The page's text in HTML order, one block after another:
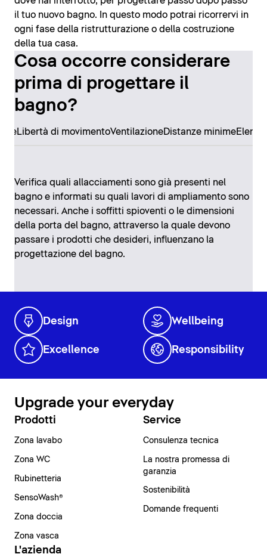
il tuo nuovo bagno. In questo modo potrai ricorrervi in
ogni fase della ristrutturazione o della costruzione
della tua casa.
Cosa occorre considerare
prima di progettare il
bagno?
Libertà di movimentoVentilazioneDistanze minime
Verifica quali allacciamenti sono già presenti nel
bagno e informati su quali lavori di ampliamento sono
necessari. Anche i soffitti spioventi o le dimensioni
della porta del bagno, attraverso la quale devono
passare i prodotti che desideri, influenzano la
progettazione del bagno.
Design Wellbeing
Excellence Responsibility
Upgrade your everyday
Prodotti
Zona lavabo
Zona WC
Rubinetteria
SensoWash®
Zona doccia
Zona vasca
Service
Consulenza tecnica
La nostra promessa di
garanzia
Sostenibilità
Domande frequenti
L'azienda